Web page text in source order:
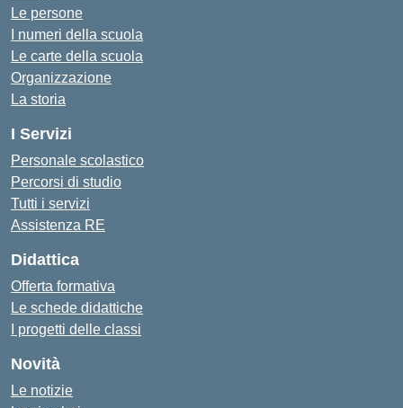
Le persone
I numeri della scuola
Le carte della scuola
Organizzazione
La storia
I Servizi
Personale scolastico
Percorsi di studio
Tutti i servizi
Assistenza RE
Didattica
Offerta formativa
Le schede didattiche
I progetti delle classi
Novità
Le notizie